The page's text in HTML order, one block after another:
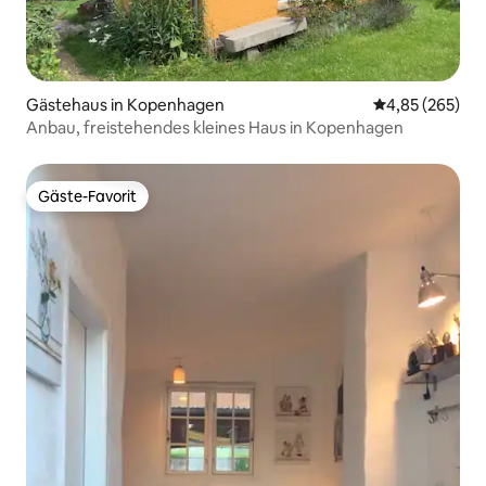
Gästehaus in Kopenhagen
4,85 (265)
Anbau, freistehendes kleines Haus in Kopenhagen
Gäste-Favorit
Gäste-Favorit